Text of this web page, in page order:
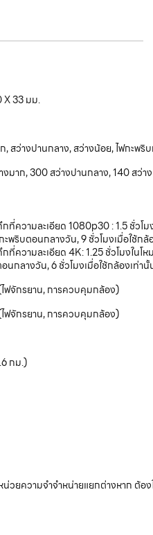
X 33 มม.
, สว่างปานกลาง, สว่างน้อย, ไฟกะพริ
งมาก, 300 สว่างปานกลาง, 140 สว่
ที่ความละเอียด 1080p30 : 1.5 ชั่วโ
ะพริบตอนกลางวัน, 9 ชั่วโมงเมื่อใช้กล้
ที่ความละเอียด 4K: 1.25 ชั่วโมงในโ
นกลางวัน, 6 ชั่วโมงเมื่อใช้กล้องเท่า
ฟจักรยาน, การควบคุมกล้อง)
ฟจักรยาน, การควบคุมกล้อง)
กม.)
น่วยความจำจำหน่ายแยกต่างหาก ต้อ